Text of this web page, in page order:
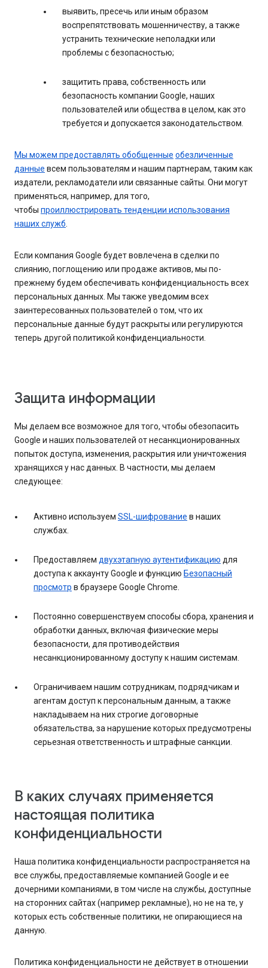
выявить, пресечь или иным образом
воспрепятствовать мошенничеству, а также
устранить технические неполадки или
проблемы с безопасностью;
защитить права, собственность или
безопасность компании Google, наших
пользователей или общества в целом, как это
требуется и допускается законодательством.
Мы можем предоставлять обобщенные обезличенные
данные всем пользователям и нашим партнерам, таким как
издатели, рекламодатели или связанные сайты. Они могут
применяться, например, для того,
чтобы проиллюстрировать тенденции использования
наших служб.
Если компания Google будет вовлечена в сделки по
слиянию, поглощению или продаже активов, мы по-
прежнему будем обеспечивать конфиденциальность всех
персональных данных. Мы также уведомим всех
заинтересованных пользователей о том, что их
персональные данные будут раскрыты или регулируются
теперь другой политикой конфиденциальности.
Защита информации
Мы делаем все возможное для того, чтобы обезопасить
Google и наших пользователей от несанкционированных
попыток доступа, изменения, раскрытия или уничтожения
хранящихся у нас данных. В частности, мы делаем
следующее:
Активно используем SSL-шифрование в наших
службах.
Предоставляем двухэтапную аутентификацию для
доступа к аккаунту Google и функцию Безопасный
просмотр в браузере Google Chrome.
Постоянно совершенствуем способы сбора, хранения и
обработки данных, включая физические меры
безопасности, для противодействия
несанкционированному доступу к нашим системам.
Ограничиваем нашим сотрудникам, подрядчикам и
агентам доступ к персональным данным, а также
накладываем на них строгие договорные
обязательства, за нарушение которых предусмотрены
серьезная ответственность и штрафные санкции.
В каких случаях применяется
настоящая политика
конфиденциальности
Наша политика конфиденциальности распространяется на
все службы, предоставляемые компанией Google и ее
дочерними компаниями, в том числе на службы, доступные
на сторонних сайтах (например рекламные), но не на те, у
которых есть собственные политики, не опирающиеся на
данную.
Политика конфиденциальности не действует в отношении